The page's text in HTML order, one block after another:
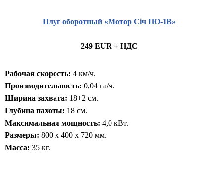
Плуг оборотный «Мотор Січ ПО-1В»
249 EUR + НДС
Рабочая скорость: 4 км/ч.
Производительность: 0,04 га/ч.
Ширина захвата: 18+2 см.
Глубина пахоты: 18 см.
Максимальная мощность: 4,0 кВт.
Размеры: 800 x 400 x 720 мм.
Масса: 35 кг.